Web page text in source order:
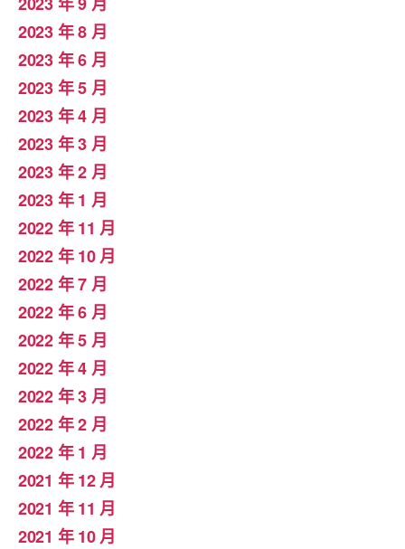
2023 年 8 月
2023 年 6 月
2023 年 5 月
2023 年 4 月
2023 年 3 月
2023 年 2 月
2023 年 1 月
2022 年 11 月
2022 年 10 月
2022 年 7 月
2022 年 6 月
2022 年 5 月
2022 年 4 月
2022 年 3 月
2022 年 2 月
2022 年 1 月
2021 年 12 月
2021 年 11 月
2021 年 10 月